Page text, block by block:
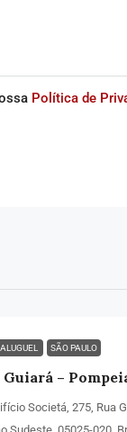
Política de
SÃO PAULO
Guiará –
Societá, 275, Rua